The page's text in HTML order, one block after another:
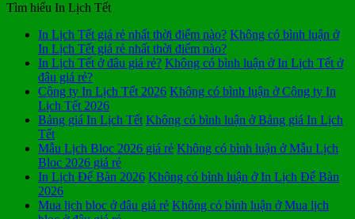
Tìm hiểu In Lịch Tết
In Lịch Tết giá rẻ nhất thời điểm nào? Không có bình luận ở
In Lịch Tết giá rẻ nhất thời điểm nào?
In Lịch Tết ở đâu giá rẻ? Không có bình luận ở In Lịch Tết ở
đâu giá rẻ?
Công ty In Lịch Tết 2026 Không có bình luận ở Công ty In
Lịch Tết 2026
Bảng giá In Lịch Tết Không có bình luận ở Bảng giá In Lịch
Tết
Mẫu Lịch Bloc 2026 giá rẻ Không có bình luận ở Mẫu Lịch
Bloc 2026 giá rẻ
In Lịch Để Bàn 2026 Không có bình luận ở In Lịch Để Bàn
2026
Mua lịch bloc ở đâu giá rẻ Không có bình luận ở Mua lịch